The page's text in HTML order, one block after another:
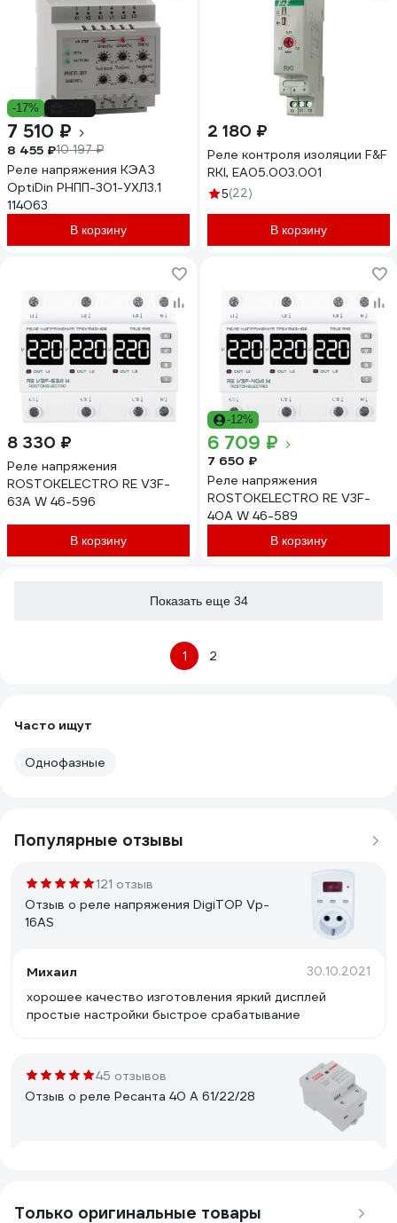
-17%
7 510 ₽
8 455 ₽10 197 ₽
Реле напряжения КЭАЗ
OptiDin РНПП-301-УХЛ3.1
114063
В корзину
2 180 ₽
Реле контроля изоляции F&F
RKI, EA05.003.001
5(22)
В корзину
8 330 ₽
Реле напряжения
ROSTOKELECTRO RE V3F-
63A W 46-596
В корзину
-12%
6 709 ₽
7 650 ₽
Реле напряжения
ROSTOKELECTRO RE V3F-
40A W 46-589
В корзину
Показать еще 34
1 2
Часто ищут
Однофазные
Популярные отзывы
121 отзыв
Отзыв о реле напряжения DigiTOP Vp-
16AS
Михаил 30.10.2021
хорошее качество изготовления яркий дисплей
простые настройки быстрое срабатывание
45 отзывов
Отзыв о реле Ресанта 40 А 61/22/28
пожара (электромоторы). Работает стабильно, пока
Только оригинальные товары